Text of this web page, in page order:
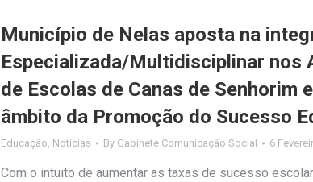
Município de Nelas aposta na
Especializada/Multidisciplinar nos
de Escolas de Canas de Senhorim
âmbito da Promoção do Sucesso
Educação, Notícias By Gabinete Comunicação Social 6
Com o intuito de aumentar as taxas de sucesso